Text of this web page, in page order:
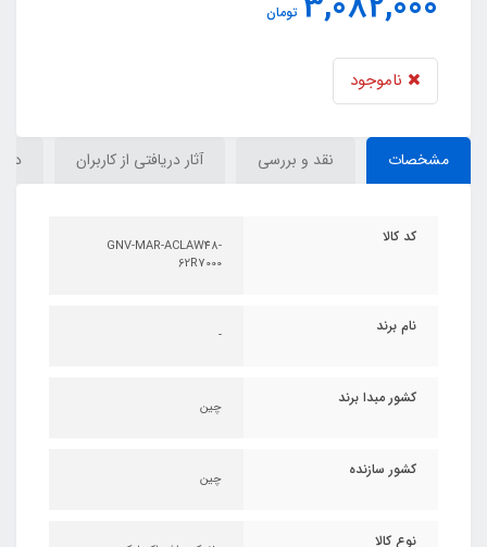
تومان
ناموجود
مشخصات نقد و بررسی آثار دریافتی از کاربران
کد کالا
GNV-MAR-ACLAW48-
62R7000
نام برند -
کشور مبدا برند چین
کشور سازنده چین
نوع کالا